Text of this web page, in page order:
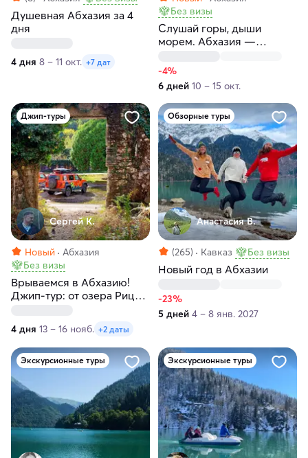
Душевная Абхазия за 4
дня
4 дня 8 – 11 окт. +7 дат
Без визы
Слушай горы, дыши
морем. Абхазия —
-4%
6 дней 10 – 15 окт.
Джип-туры
Сергей К.
Новый
Абхазия
Без визы
Врываемся в Абхазию!
Джип-тур: от озера Рица
4 дня 13 – 16 нояб. +2 даты
Обзорные туры
Анастасия В.
(265) Кавказ Без визы
Новый год в Абхазии
-23%
5 дней 4 – 8 янв. 2027
Экскурсионные туры Экскурсионные туры